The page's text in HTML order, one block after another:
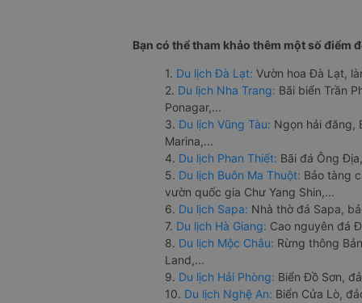
Bạn có thể tham khảo thêm một số điểm
1. Du lịch Đà Lạt: Vườn hoa Đà Lạt,
2. Du lịch Nha Trang: Bãi biển Trần
Ponagar,...
3. Du lịch Vũng Tàu: Ngọn hải đăng,
Marina,...
4. Du lịch Phan Thiết: Bãi đá Ông
5. Du lịch Buôn Ma Thuột: Bảo tàng
vườn quốc gia Chư Yang Shin,...
6. Du lịch Sapa: Nhà thờ đá Sapa,
7. Du lịch Hà Giang: Cao nguyên đá
8. Du lịch Mộc Châu: Rừng thông
Land,...
9. Du lịch Hải Phòng: Biển Đồ Sơn,
10. Du lịch Nghệ An: Biển Cửa Lò,